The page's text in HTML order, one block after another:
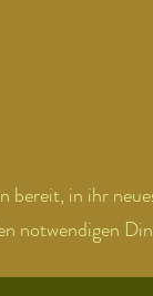
in ihr
notwendigen